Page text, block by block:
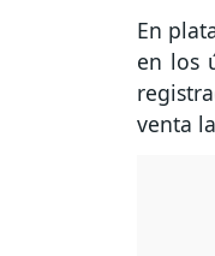
En
en los
venta